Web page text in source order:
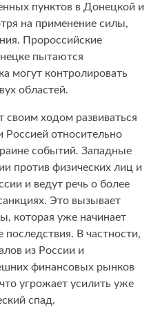
пунктов в Донецкой и
на применение силы,
Пророссийские
пытаются
могут контролировать
областей.
ходом развиваться
относительно
событий. Западные
против физических лиц и
и ведут речь о более
Это вызывает
которая уже начинает
В частности,
из России и
финансовых рынков
угрожает усилить уже
спад.